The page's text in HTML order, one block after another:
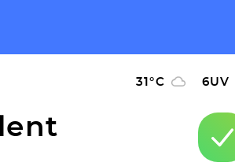
31°C 6UV